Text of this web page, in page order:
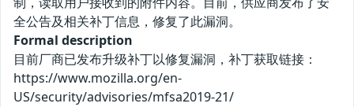
全公告及相关补丁信息，修复了此漏洞。
Formal description
目前厂商已发布升级补丁以修复漏洞，补丁获取链接：
https://www.mozilla.org/en-
US/security/advisories/mfsa2019-21/